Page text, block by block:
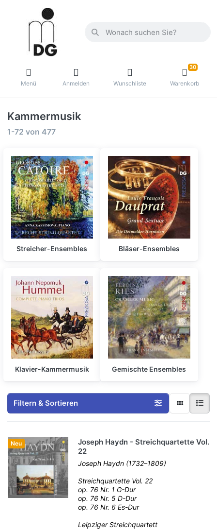
Menü Anmelden Wunschliste
30
Warenkorb
Kammermusik
1-72 von 477
Streicher-Ensembles Bläser-Ensembles
Klavier-Kammermusik Gemischte Ensembles
Filtern & Sortieren
Neu
Joseph Haydn - Streichquartette Vol.
22
Joseph Haydn (1732–1809)
Streichquartette Vol. 22
op. 76 Nr. 1 G-Dur
op. 76 Nr. 5 D-Dur
op. 76 Nr. 6 Es-Dur
Leipziger Streichquartett